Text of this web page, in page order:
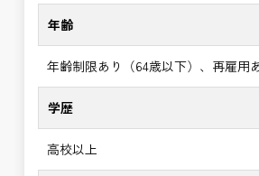
年齢
年齢制限あり（64歳以下）、再雇用
学歴
高校以上